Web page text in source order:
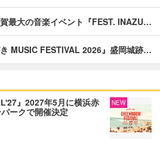
最大の音楽イベント『FEST. INAZU…
MUSIC FESTIVAL 2026』盛岡城跡…
』2027年5月に横浜赤
ークで開催決定
NEW